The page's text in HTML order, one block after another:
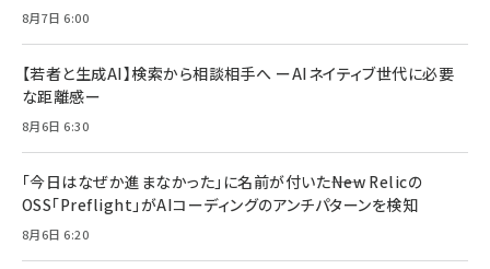
8月7日 6:00
【若者と生成AI】検索から相談相手へ ーAIネイティブ世代に必要
な距離感ー
8月6日 6:30
「今日はなぜか進まなかった」に名前が付いた――New Relicの
OSS「Preflight」がAIコーディングのアンチパターンを検知
8月6日 6:20